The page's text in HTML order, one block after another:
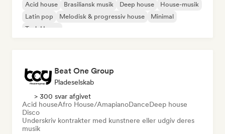
Acid house Brasiliansk musik Deep house
House-musik
Latin pop
Melodisk & progressiv house
Minimal
Tech House
Beat One Group
Pladeselskab
> 300 svar afgivet
Acid houseAfro House/AmapianoDanceDeep house
Disco
Underskriv kontrakter med kunstnere eller udgiv deres
musik